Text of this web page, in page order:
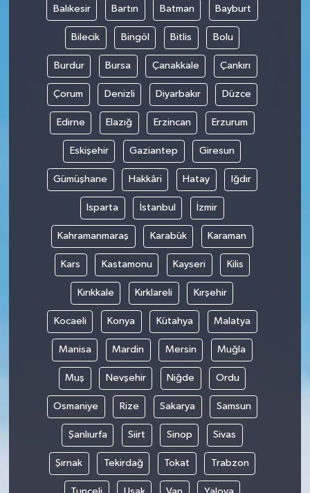
Balıkesir Bartın Batman Bayburt
Bilecik Bingöl Bitlis Bolu
Burdur Bursa Çanakkale Çankırı
Çorum Denizli Diyarbakır Düzce
Edirne Elazığ Erzincan Erzurum
Eskişehir Gaziantep Giresun
Gümüşhane Hakkâri Hatay Iğdır
Isparta İstanbul İzmir
Kahramanmaraş Karabük Karaman
Kars Kastamonu Kayseri Kilis
Kırıkkale Kırklareli Kırşehir
Kocaeli Konya Kütahya Malatya
Manisa Mardin Mersin Muğla
Muş Nevşehir Niğde Ordu
Osmaniye Rize Sakarya Samsun
Şanlıurfa Siirt Sinop Sivas
Şırnak Tekirdağ Tokat Trabzon